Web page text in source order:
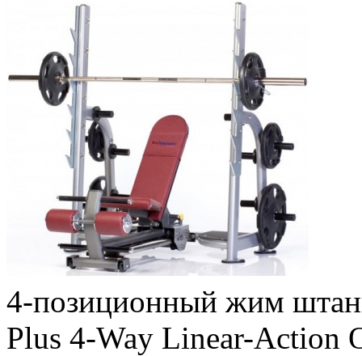
4-позиционный жим
Plus 4-Way Linear-Action